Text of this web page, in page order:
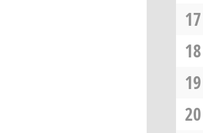
17
18
19
20